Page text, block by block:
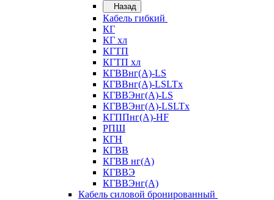
Назад
Кабель гибкий
КГ
КГ хл
КГТП
КГТП хл
КГВВнг(А)-LS
КГВВнг(А)-LSLTx
КГВВЭнг(А)-LS
КГВВЭнг(А)-LSLTx
КГППнг(А)-HF
РПШ
КГН
КГВВ
КГВВ нг(А)
КГВВЭ
КГВВЭнг(А)
Кабель силовой бронированный